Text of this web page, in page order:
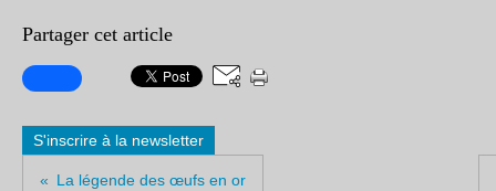
Partager cet article
S'inscrire à la newsletter
La légende des œufs en or